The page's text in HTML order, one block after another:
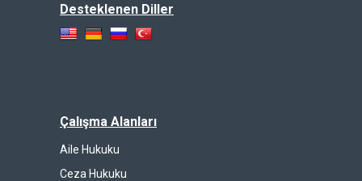
Desteklenen Diller
Çalışma Alanları
Aile Hukuku
Ceza Hukuku